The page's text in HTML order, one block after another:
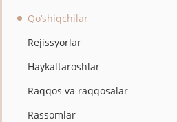
Qo‘shiqchilar
Rejissyorlar
Haykaltaroshlar
Raqqos va raqqosalar
Rassomlar